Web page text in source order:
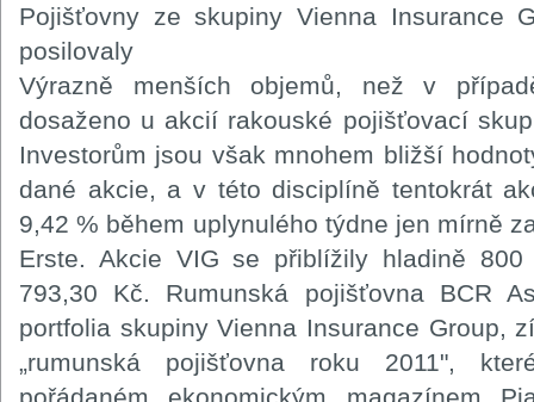
Pojišťovny ze skupiny Vienna Insurance
posilovaly
Výrazně menších objemů, než v
dosaženo u akcií rakouské pojišťovací
Investorům jsou však mnohem bližší
dané akcie, a v této disciplíně tentokrát
9,42 % během uplynulého týdne jen mírně
Erste. Akcie VIG se přiblížily hladině
793,30 Kč. Rumunská pojišťovna BCR
portfolia skupiny Vienna Insurance Group,
„rumunská pojišťovna roku 2011",
pořádaném ekonomickým magazínem